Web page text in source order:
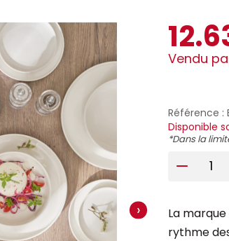
›
Vendu
Référence :
Disponible
*Dans la
La
rythme